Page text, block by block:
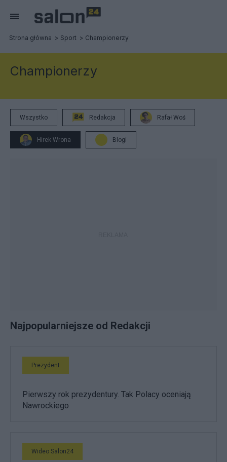
Strona główna Sport Championerzy
Championerzy
Wszystko Redakcja Rafał Woś
Hirek Wrona Blogi
Najpopularniejsze od Redakcji
Prezydent
Pierwszy rok prezydentury. Tak Polacy oceniają
Nawrockiego
Wideo Salon24